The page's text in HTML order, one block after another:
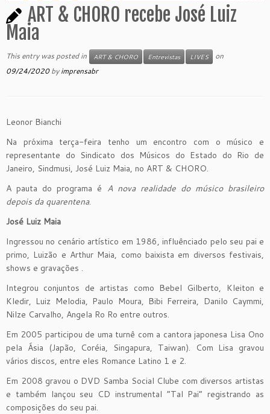
ART & CHORO recebe José Luiz
Maia
This entry was posted in ART & CHORO Entrevistas LIVES
on
09/24/2020 byimprensabr
Leonor Bianchi
Na próxima terça-feira tenho um encontro com o músico e
representante do Sindicato dos Músicos do Estado do Rio de
Janeiro, Sindmusi, José Luiz Maia, no ART & CHORO.
A pauta do programa é A nova realidade do músico brasileiro
depois da quarentena.
José Luiz Maia
Ingressou no cenário artístico em 1986, influênciado pelo seu pai e
primo, Luizão e Arthur Maia, como baixista em diversos festivais,
shows e gravações .
Integrou conjuntos de artistas como Bebel Gilberto, Kleiton e
Kledir, Luiz Melodia, Paulo Moura, Bibi Ferreira, Danilo Caymmi,
Nilze Carvalho, Angela Ro Ro entre outros.
Em 2005 participou de uma turnê com a cantora japonesa Lisa Ono
pela Ásia (Japão, Coréia, Singapura, Taiwan). Com Lisa gravou
vários discos, entre eles Romance Latino 1 e 2.
Em 2008 gravou o DVD Samba Social Clube com diversos artistas
e também lançou seu CD instrumental “Tal Pai” registrando as
composições do seu pai.